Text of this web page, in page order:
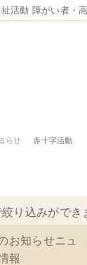
活動 障がい者・
らせ 赤十字活動
り込みができ